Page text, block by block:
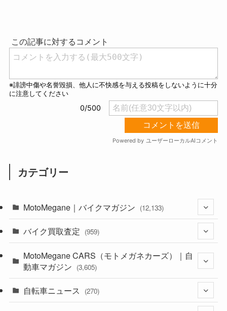
カテゴリー
MotoMegane｜バイクマガジン (12,133)
(44)
(1,242)
(638)(306)
バイク買取査定 (959)
(352)
(1)
MotoMegane CARS（モトメガネカーズ）｜自
動車マガジン (3,605)
自転車ニュース (270)